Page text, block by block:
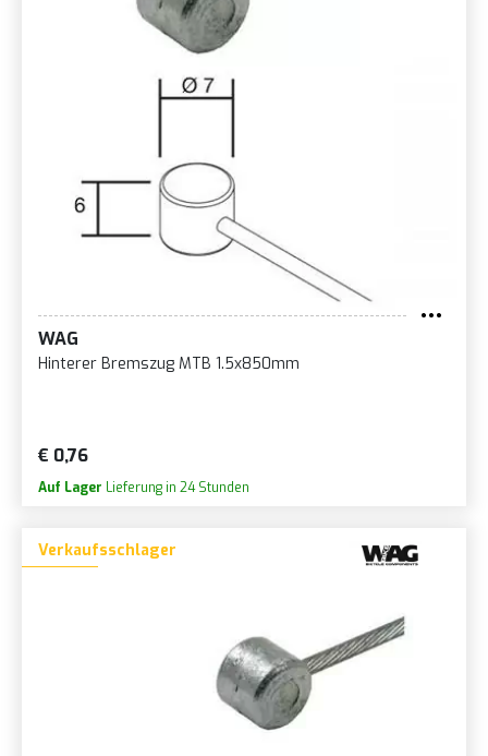
WAG
Hinterer Bremszug MTB 1.5x850mm
€ 0,76
Auf Lager Lieferung in 24 Stunden
Verkaufsschlager